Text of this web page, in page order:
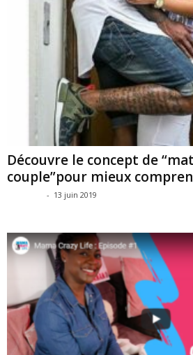
Découvre le concept de
couple”pour mieux
- 13 juin 2019